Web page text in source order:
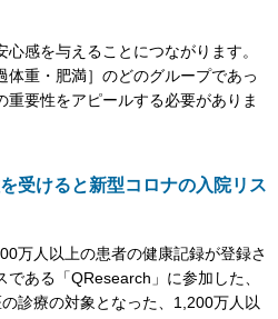
感を与えることにつながります。
重・肥満］のどのグループであっ
要性をアピールする必要がありま
受けると新型コロナの入院リス
万人以上の患者の健康記録が登録さ
ある「QResearch」に参加した、
診療の対象となった、1,200万人以